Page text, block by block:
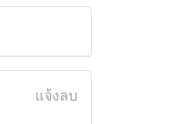
แจ้งลบ